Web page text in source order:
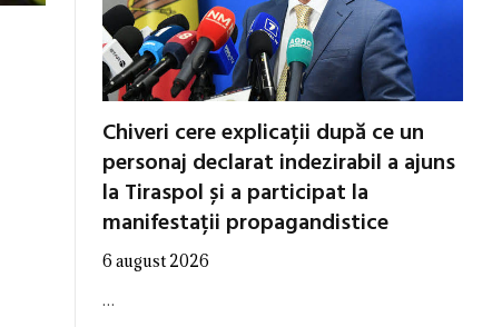
Chiveri cere explicații după ce un
personaj declarat indezirabil a ajuns
la Tiraspol și a participat la
manifestații propagandistice
6 august 2026
…